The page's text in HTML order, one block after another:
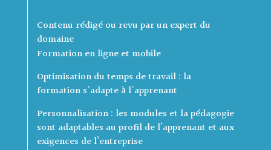
Contenu rédigé ou revu par un expert du
domaine
Formation en ligne et mobile
Optimisation du temps de travail : la
formation s'adapte à l'apprenant
Personnalisation : les modules et la pédagogie
sont adaptables au profil de l’apprenant et aux
exigences de l’entreprise